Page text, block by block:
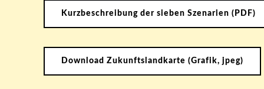
Kurzbeschreibung der sieben Szenarien (PDF)
Download Zukunftslandkarte (Grafik, jpeg)